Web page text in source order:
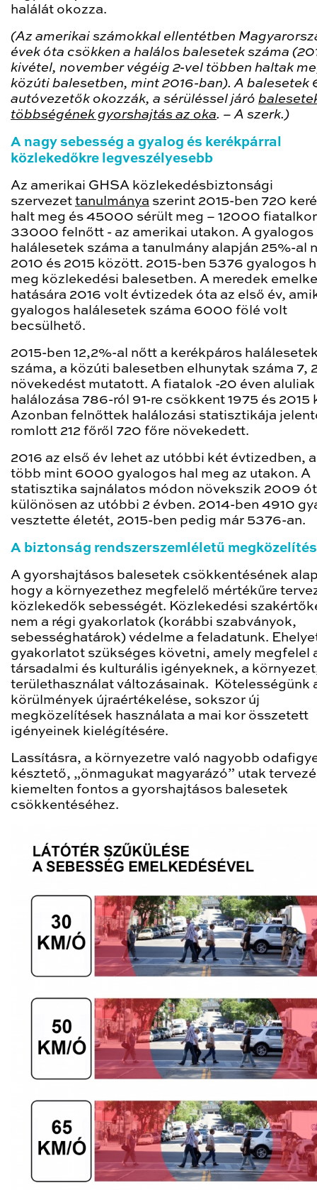
halálát okozza.
(Az amerikai számokkal ellentétben
évek óta csökken a halálos balesetek száma
kivétel, november végéig 2-vel többen haltak
közúti balesetben, mint 2016-ban). A balesetek
autóvezetők okozzák, a sérüléssel járó
többségének gyorshajtás az oka. – A szerk.)
A nagy sebesség a gyalog és kerékpárral
közlekedőkre legveszélyesebb
Az amerikai GHSA közlekedésbiztonsági
szervezet tanulmánya szerint 2015-ben 720
halt meg és 45000 sérült meg – 12000
33000 felnőtt - az amerikai utakon. A gyalogos
halálesetek száma a tanulmány alapján 25%-al
2010 és 2015 között. 2015-ben 5376 gyalogos
meg közlekedési balesetben. A meredek
hatására 2016 volt évtizedek óta az első év,
gyalogos halálesetek száma 6000 fölé volt
becsülhető.
2015-ben 12,2%-al nőtt a kerékpáros
száma, a közúti balesetben elhunytak száma 7,
növekedést mutatott. A fiatalok -20 éven aluliak
halálozása 786-ról 91-re csökkent 1975 és 2015
Azonban felnőttek halálozási statisztikája
romlott 212 főről 720 főre növekedett.
2016 az első év lehet az utóbbi két évtizedben,
több mint 6000 gyalogos hal meg az utakon. A
statisztika sajnálatos módon növekszik 2009
különösen az utóbbi 2 évben. 2014-ben 4910
vesztette életét, 2015-ben pedig már 5376-an.
A biztonság rendszerszemléletű
A gyorshajtásos balesetek csökkentésének
hogy a környezethez megfelelő mértékűre
közlekedők sebességét. Közlekedési
nem a régi gyakorlatok (korábbi szabványok,
sebességhatárok) védelme a feladatunk.
gyakorlatot szükséges követni, amely megfelel
társadalmi és kulturális igényeknek, a
területhasználat változásainak. Kötelességünk
körülmények újraértékelése, sokszor új
megközelítések használata a mai kor összetett
igényeinek kielégítésére.
Lassításra, a környezetre való nagyobb
késztető, „önmagukat magyarázó” utak
kiemelten fontos a gyorshajtásos balesetek
csökkentéséhez.